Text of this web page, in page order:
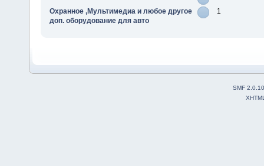
Охранное ,Мультимедиа и любое другое
доп. оборудование для авто
1
SMF 2.0.10